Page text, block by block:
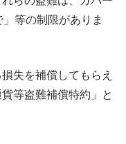
等の制限がありま
失を補償してもらえ
等盗難補償特約」と